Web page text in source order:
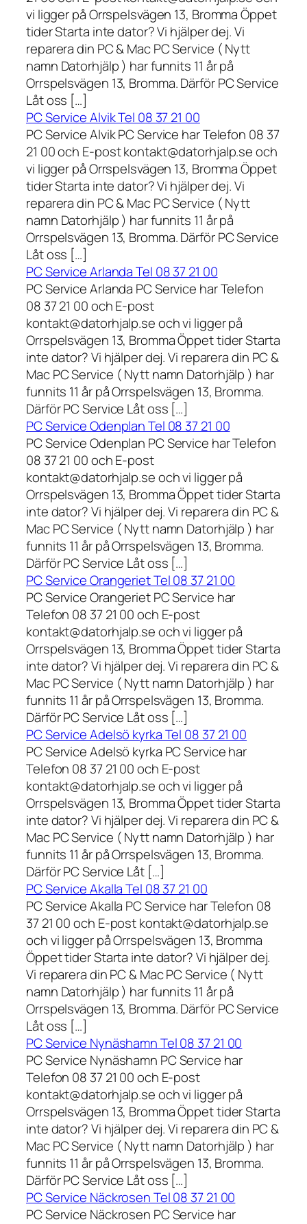
vi ligger på Orrspelsvägen 13, Bromma Öppet
tider Starta inte dator? Vi hjälper dej. Vi
reparera din PC & Mac PC Service ( Nytt
namn Datorhjälp ) har funnits 11 år på
Orrspelsvägen 13, Bromma. Därför PC Service
Låt oss […]
PC Service Alvik Tel 08 37 21 00
PC Service Alvik PC Service har Telefon 08 37
21 00 och E-post kontakt@datorhjalp.se och
vi ligger på Orrspelsvägen 13, Bromma Öppet
tider Starta inte dator? Vi hjälper dej. Vi
reparera din PC & Mac PC Service ( Nytt
namn Datorhjälp ) har funnits 11 år på
Orrspelsvägen 13, Bromma. Därför PC Service
Låt oss […]
PC Service Arlanda Tel 08 37 21 00
PC Service Arlanda PC Service har Telefon
08 37 21 00 och E-post
kontakt@datorhjalp.se och vi ligger på
Orrspelsvägen 13, Bromma Öppet tider Starta
inte dator? Vi hjälper dej. Vi reparera din PC &
Mac PC Service ( Nytt namn Datorhjälp ) har
funnits 11 år på Orrspelsvägen 13, Bromma.
Därför PC Service Låt oss […]
PC Service Odenplan Tel 08 37 21 00
PC Service Odenplan PC Service har Telefon
08 37 21 00 och E-post
kontakt@datorhjalp.se och vi ligger på
Orrspelsvägen 13, Bromma Öppet tider Starta
inte dator? Vi hjälper dej. Vi reparera din PC &
Mac PC Service ( Nytt namn Datorhjälp ) har
funnits 11 år på Orrspelsvägen 13, Bromma.
Därför PC Service Låt oss […]
PC Service Orangeriet Tel 08 37 21 00
PC Service Orangeriet PC Service har
Telefon 08 37 21 00 och E-post
kontakt@datorhjalp.se och vi ligger på
Orrspelsvägen 13, Bromma Öppet tider Starta
inte dator? Vi hjälper dej. Vi reparera din PC &
Mac PC Service ( Nytt namn Datorhjälp ) har
funnits 11 år på Orrspelsvägen 13, Bromma.
Därför PC Service Låt oss […]
PC Service Adelsö kyrka Tel 08 37 21 00
PC Service Adelsö kyrka PC Service har
Telefon 08 37 21 00 och E-post
kontakt@datorhjalp.se och vi ligger på
Orrspelsvägen 13, Bromma Öppet tider Starta
inte dator? Vi hjälper dej. Vi reparera din PC &
Mac PC Service ( Nytt namn Datorhjälp ) har
funnits 11 år på Orrspelsvägen 13, Bromma.
Därför PC Service Låt […]
PC Service Akalla Tel 08 37 21 00
PC Service Akalla PC Service har Telefon 08
37 21 00 och E-post kontakt@datorhjalp.se
och vi ligger på Orrspelsvägen 13, Bromma
Öppet tider Starta inte dator? Vi hjälper dej.
Vi reparera din PC & Mac PC Service ( Nytt
namn Datorhjälp ) har funnits 11 år på
Orrspelsvägen 13, Bromma. Därför PC Service
Låt oss […]
PC Service Nynäshamn Tel 08 37 21 00
PC Service Nynäshamn PC Service har
Telefon 08 37 21 00 och E-post
kontakt@datorhjalp.se och vi ligger på
Orrspelsvägen 13, Bromma Öppet tider Starta
inte dator? Vi hjälper dej. Vi reparera din PC &
Mac PC Service ( Nytt namn Datorhjälp ) har
funnits 11 år på Orrspelsvägen 13, Bromma.
Därför PC Service Låt oss […]
PC Service Näckrosen Tel 08 37 21 00
PC Service Näckrosen PC Service har